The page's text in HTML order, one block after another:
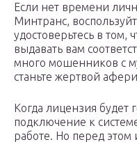
Если нет времени
Минтранс,
удостоверьтесь в том,
выдавать вам
много мошенников с
станьте жертвой
Когда лицензия будет
подключение к
работе. Но перед этом